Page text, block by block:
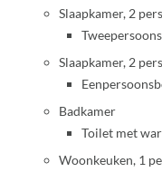
Slaapkamer, 2
Slaapkamer, 2
Badkamer
Toilet met
Woonkeuken, 1